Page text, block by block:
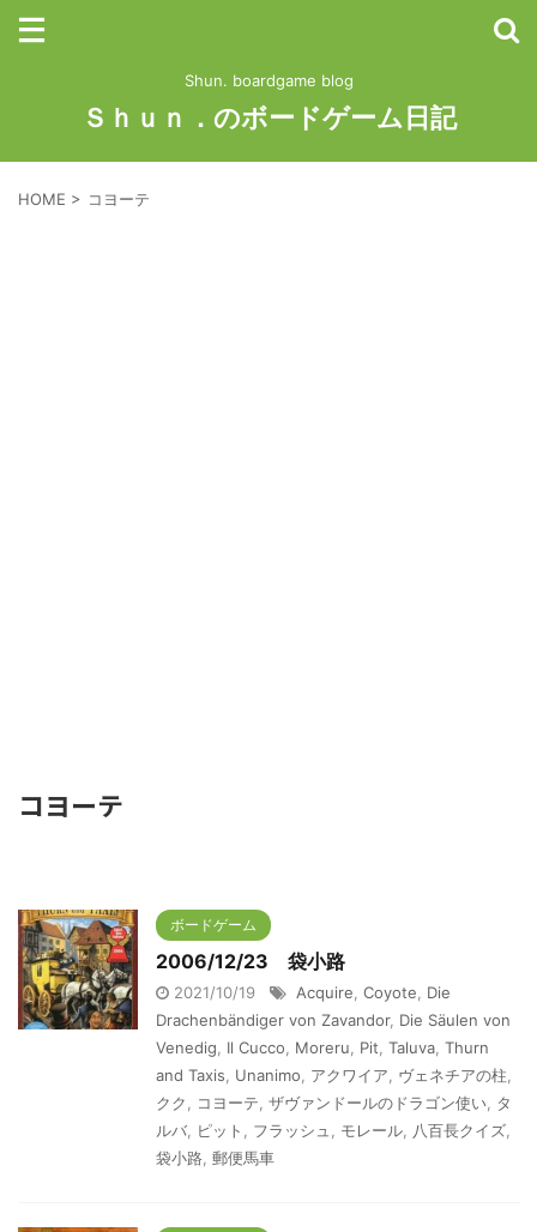
Shun. boardgame blog
Ｓｈｕｎ．のボードゲーム日記
HOME > コヨーテ
コヨーテ
ボードゲーム
2006/12/23 袋小路
2021/10/19 Acquire Coyote
Die
Drachenbändiger von Zavandor, Die Säulen von
Venedig
Il Cucco Moreru Pit Taluva Thurn
and Taxis
Unanimo アクワイア ヴェネチアの柱
クク
コヨーテ ザヴァンドールのドラゴン使い
タ
ルバ
ピット フラッシュ モレール 八百長クイズ
袋小路 郵便馬車